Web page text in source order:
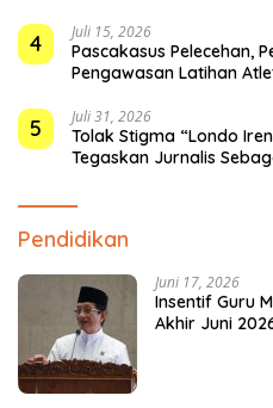
4 Juli 15, 2026
Pascakasus Pelecehan,
Pengawasan Latihan
5 Juli 31, 2026
Tolak Stigma “Londo
Tegaskan Jurnalis
Pendidikan
Juni 17, 2026
Insentif Guru
Akhir Juni